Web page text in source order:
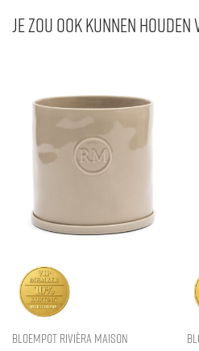
Je zou ook kunnen houden
Bloempot Rivièra Maison